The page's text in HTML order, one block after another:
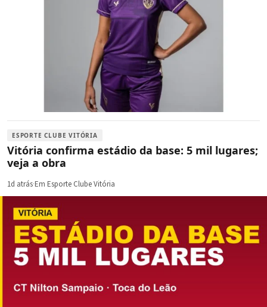
ESPORTE CLUBE VITÓRIA
Vitória confirma estádio da base: 5 mil lugares;
veja a obra
1d atrás·Em Esporte Clube Vitória